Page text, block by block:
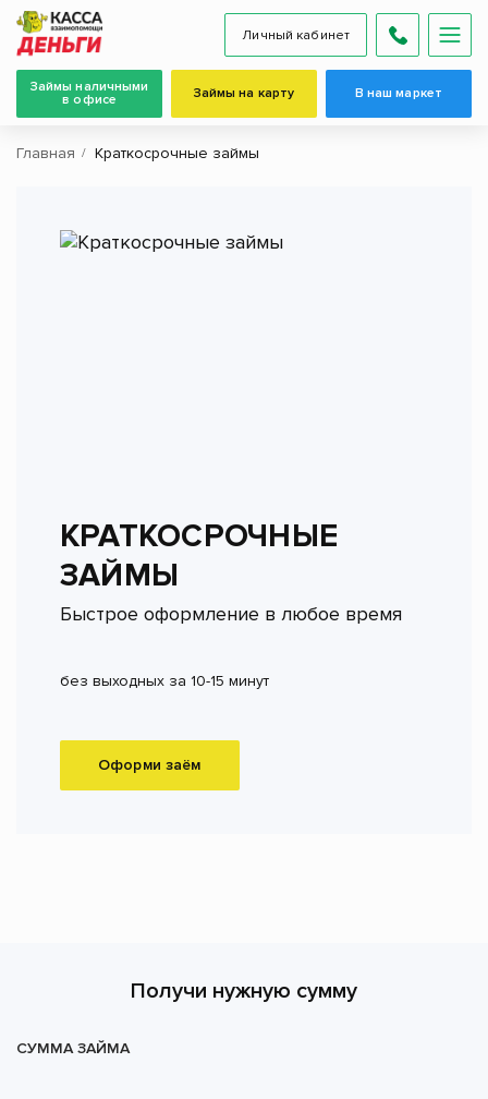
Личный кабинет
Займы наличными
в офисе
Займы на карту В наш маркет
Главная Краткосрочные займы
КРАТКОСРОЧНЫЕ
ЗАЙМЫ
Быстрое оформление в любое время
без выходных за 10-15 минут
Оформи заём
Получи нужную сумму
СУММА ЗАЙМА